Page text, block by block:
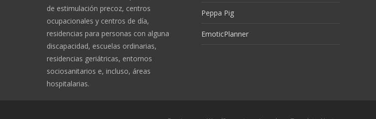
de estimulación precoz, centros
ocupacionales y centros de día,
residencias para personas con alguna
discapacidad, escuelas ordinarias,
residencias geriátricas, entornos
sociosanitarios e, incluso, áreas
hospitalarias.
Peppa Pig
EmoticPlanner